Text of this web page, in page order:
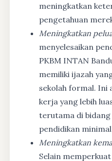
meningkatkan
pengetahuan
Meningkatkan
menyelesaikan
PKBM INTAN
memiliki ijazah
sekolah formal. Ini
kerja yang lebih
terutama di bidang
pendidikan
Meningkatkan
Selain